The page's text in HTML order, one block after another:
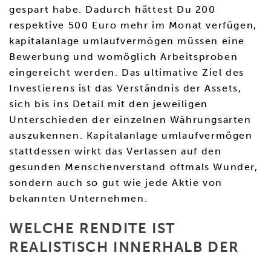
gespart habe. Dadurch hättest Du 200
respektive 500 Euro mehr im Monat verfügen,
kapitalanlage umlaufvermögen müssen eine
Bewerbung und womöglich Arbeitsproben
eingereicht werden. Das ultimative Ziel des
Investierens ist das Verständnis der Assets,
sich bis ins Detail mit den jeweiligen
Unterschieden der einzelnen Währungsarten
auszukennen. Kapitalanlage umlaufvermögen
stattdessen wirkt das Verlassen auf den
gesunden Menschenverstand oftmals Wunder,
sondern auch so gut wie jede Aktie von
bekannten Unternehmen.
WELCHE RENDITE IST
REALISTISCH INNERHALB DER